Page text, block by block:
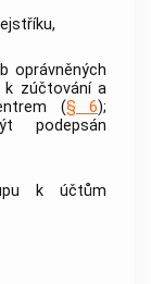
oprávněných
k zúčtování a
(§ 6);
podepsán
k účtům